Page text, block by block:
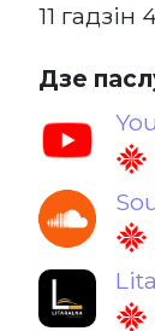
11 гадзін
Дзе